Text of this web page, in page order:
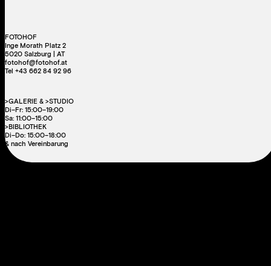
FOTOHOF
Inge Morath Platz 2
5020 Salzburg | AT
fotohof@fotohof.at
Tel +43 662 84 92 96
>GALERIE & >STUDIO
Di–Fr: 15:00–19:00
Sa: 11:00–15:00
>BIBLIOTHEK
Di–Do: 15:00–18:00
& nach Vereinbarung